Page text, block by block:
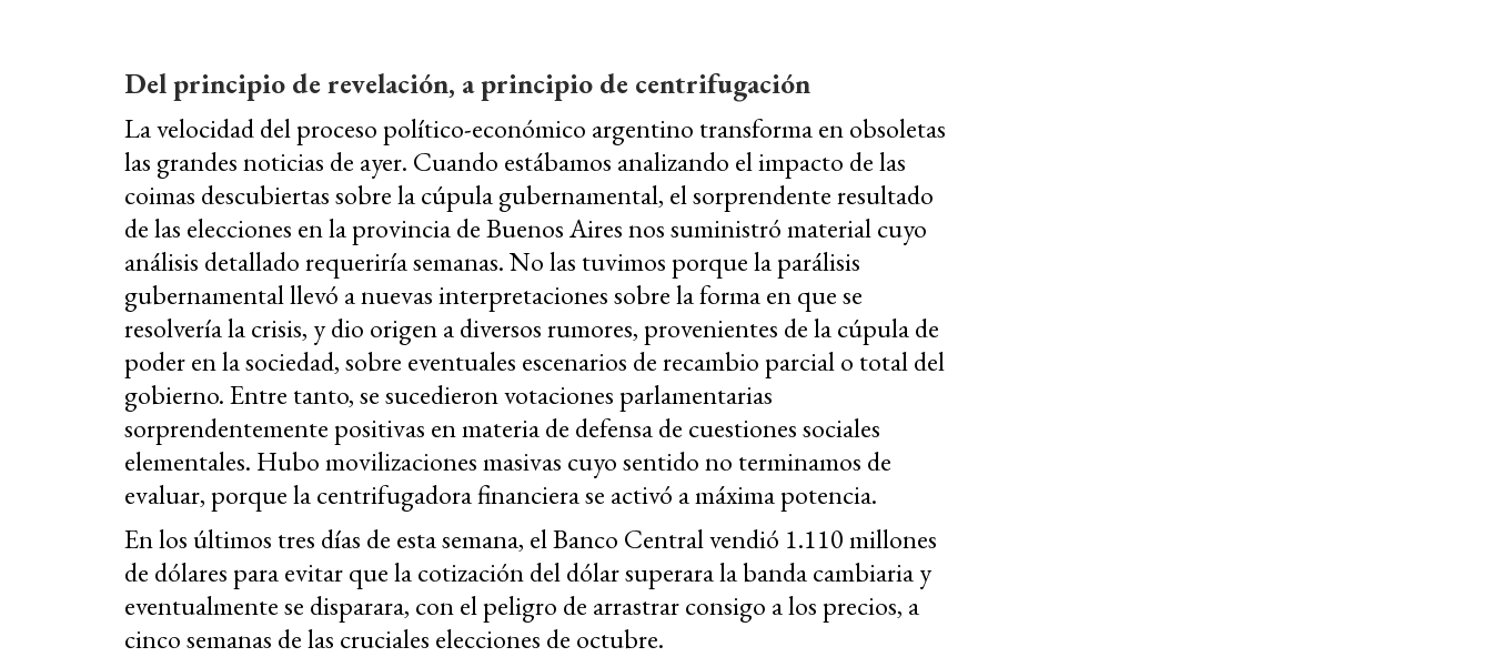
Del principio de revelación, a principio de centrifugación
La velocidad del proceso político-económico argentino transforma en obsoletas
las grandes noticias de ayer. Cuando estábamos analizando el impacto de las
coimas descubiertas sobre la cúpula gubernamental, el sorprendente resultado
de las elecciones en la provincia de Buenos Aires nos suministró material cuyo
análisis detallado requeriría semanas. No las tuvimos porque la parálisis
gubernamental llevó a nuevas interpretaciones sobre la forma en que se
resolvería la crisis, y dio origen a diversos rumores, provenientes de la cúpula de
poder en la sociedad, sobre eventuales escenarios de recambio parcial o total del
gobierno. Entre tanto, se sucedieron votaciones parlamentarias
sorprendentemente positivas en materia de defensa de cuestiones sociales
elementales. Hubo movilizaciones masivas cuyo sentido no terminamos de
evaluar, porque la centrifugadora financiera se activó a máxima potencia.
En los últimos tres días de esta semana, el Banco Central vendió 1.110 millones
de dólares para evitar que la cotización del dólar superara la banda cambiaria y
eventualmente se disparara, con el peligro de arrastrar consigo a los precios, a
cinco semanas de las cruciales elecciones de octubre.